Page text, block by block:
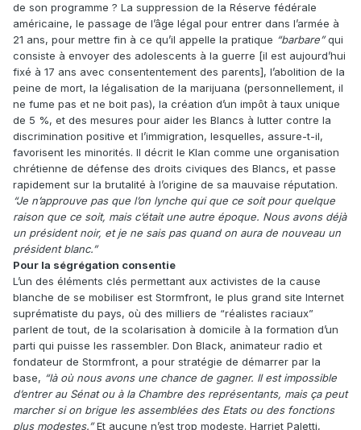
de son programme ? La suppression de la Réserve fédérale
américaine, le passage de l’âge légal pour entrer dans l’armée à
21 ans, pour mettre fin à ce qu’il appelle la pratique “barbare”qui
consiste à envoyer des adolescents à la guerre [il est aujourd’hui
fixé à 17 ans avec consententement des parents], l’abolition de la
peine de mort, la légalisation de la marijuana (personnellement, il
ne fume pas et ne boit pas), la création d’un impôt à taux unique
de 5 %, et des mesures pour aider les Blancs à lutter contre la
discrimination positive et l’immigration, lesquelles, assure-t-il,
favorisent les minorités. Il décrit le Klan comme une organisation
chrétienne de défense des droits civiques des Blancs, et passe
rapidement sur la brutalité à l’origine de sa mauvaise réputation.
“Je n’approuve pas que l’on lynche qui que ce soit pour quelque
raison que ce soit, mais c’était une autre époque. Nous avons déjà
un président noir, et je ne sais pas quand on aura de nouveau un
président blanc.”
Pour la ségrégation consentie
L’un des éléments clés permettant aux activistes de la cause
blanche de se mobiliser est Stormfront, le plus grand site Internet
suprématiste du pays, où des milliers de “réalistes raciaux”
parlent de tout, de la scolarisation à domicile à la formation d’un
parti qui puisse les rassembler. Don Black, animateur radio et
fondateur de Stormfront, a pour stratégie de démarrer par la
base, “là où nous avons une chance de gagner. Il est impossible
d’entrer au Sénat ou à la Chambre des représentants, mais ça peut
marcher si on brigue les assemblées des Etats ou des fonctions
plus modestes.”Et aucune n’est trop modeste. Harriet Paletti,